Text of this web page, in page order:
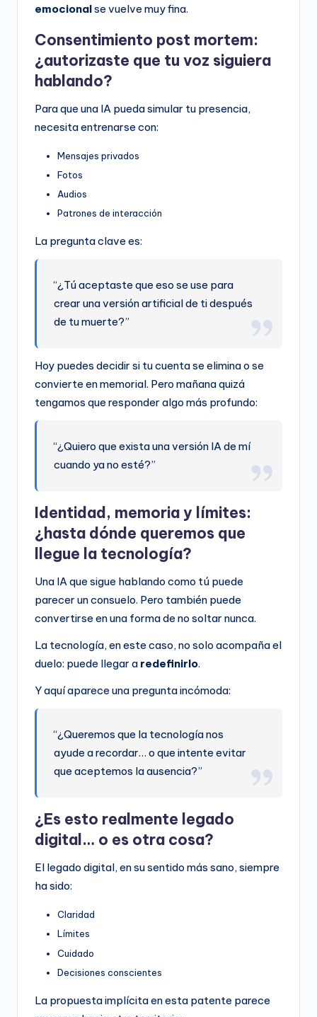
emocionalse vuelve muy fina.
Consentimiento post mortem:
¿autorizaste que tu voz siguiera
hablando?
Para que una IA pueda simular tu presencia,
necesita entrenarse con:
Mensajes privados
Fotos
Audios
Patrones de interacción
La pregunta clave es:
“¿Tú aceptaste que eso se use para
crear una versión artificial de ti después
de tu muerte?”
Hoy puedes decidir si tu cuenta se elimina o se
convierte en memorial. Pero mañana quizá
tengamos que responder algo más profundo:
“¿Quiero que exista una versión IA de mí
cuando ya no esté?”
Identidad, memoria y límites:
¿hasta dónde queremos que
llegue la tecnología?
Una IA que sigue hablando como tú puede
parecer un consuelo. Pero también puede
convertirse en una forma de no soltar nunca.
La tecnología, en este caso, no solo acompaña el
duelo: puede llegar a redefinirlo.
Y aquí aparece una pregunta incómoda:
“¿Queremos que la tecnología nos
ayude a recordar… o que intente evitar
que aceptemos la ausencia?”
¿Es esto realmente legado
digital… o es otra cosa?
El legado digital, en su sentido más sano, siempre
ha sido:
Claridad
Límites
Cuidado
Decisiones conscientes
La propuesta implícita en esta patente parece